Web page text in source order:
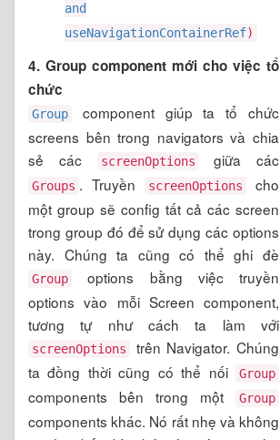
and
useNavigationContainerRef)
4. Group component mới cho việc tổ
chức
Group
component giúp ta tổ chức
screens bên trong navigators và chia
sẻ các
screenOptions giữa các
Groups . Truyền screenOptions
cho
một group sẽ config tất cả các screen
trong group đó để sử dụng các options
này. Chúng ta cũng có thể ghi đè
Group
options bằng việc truyền
options vào mỗi Screen component,
tương tự như cách ta làm với
screenOptions
trên Navigator. Chúng
ta đồng thời cũng có thể nối
Group
components bên trong một Group
components khác. Nó rất nhẹ và không